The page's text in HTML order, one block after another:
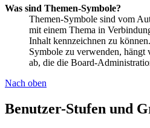
Was sind Themen-Symbole?
Themen-Symbole sind vom
mit einem Thema in
Inhalt kennzeichnen zu
Symbole zu verwenden, hängt
ab, die die Board-
Nach oben
Benutzer-Stufen und